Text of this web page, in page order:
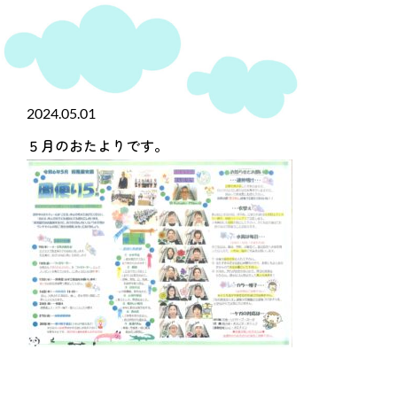
2024.05.01
５月のおたよりです。